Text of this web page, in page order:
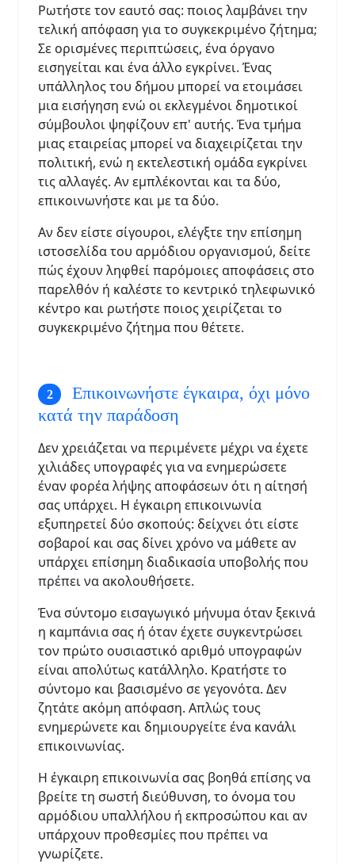
Ρωτήστε τον εαυτό σας: ποιος λαμβάνει την
τελική απόφαση για το συγκεκριμένο ζήτημα;
Σε ορισμένες περιπτώσεις, ένα όργανο
εισηγείται και ένα άλλο εγκρίνει. Ένας
υπάλληλος του δήμου μπορεί να ετοιμάσει
μια εισήγηση ενώ οι εκλεγμένοι δημοτικοί
σύμβουλοι ψηφίζουν επ' αυτής. Ένα τμήμα
μιας εταιρείας μπορεί να διαχειρίζεται την
πολιτική, ενώ η εκτελεστική ομάδα εγκρίνει
τις αλλαγές. Αν εμπλέκονται και τα δύο,
επικοινωνήστε και με τα δύο.
Αν δεν είστε σίγουροι, ελέγξτε την επίσημη
ιστοσελίδα του αρμόδιου οργανισμού, δείτε
πώς έχουν ληφθεί παρόμοιες αποφάσεις στο
παρελθόν ή καλέστε το κεντρικό τηλεφωνικό
κέντρο και ρωτήστε ποιος χειρίζεται το
συγκεκριμένο ζήτημα που θέτετε.
Επικοινωνήστε έγκαιρα, όχι μόνο
κατά την παράδοση
Δεν χρειάζεται να περιμένετε μέχρι να έχετε
χιλιάδες υπογραφές για να ενημερώσετε
έναν φορέα λήψης αποφάσεων ότι η αίτησή
σας υπάρχει. Η έγκαιρη επικοινωνία
εξυπηρετεί δύο σκοπούς: δείχνει ότι είστε
σοβαροί και σας δίνει χρόνο να μάθετε αν
υπάρχει επίσημη διαδικασία υποβολής που
πρέπει να ακολουθήσετε.
Ένα σύντομο εισαγωγικό μήνυμα όταν ξεκινά
η καμπάνια σας ή όταν έχετε συγκεντρώσει
τον πρώτο ουσιαστικό αριθμό υπογραφών
είναι απολύτως κατάλληλο. Κρατήστε το
σύντομο και βασισμένο σε γεγονότα. Δεν
ζητάτε ακόμη απόφαση. Απλώς τους
ενημερώνετε και δημιουργείτε ένα κανάλι
επικοινωνίας.
Η έγκαιρη επικοινωνία σας βοηθά επίσης να
βρείτε τη σωστή διεύθυνση, το όνομα του
αρμόδιου υπαλλήλου ή εκπροσώπου και αν
υπάρχουν προθεσμίες που πρέπει να
γνωρίζετε.